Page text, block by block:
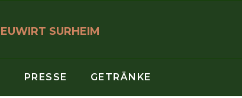
PRESSE GETRÄNKE